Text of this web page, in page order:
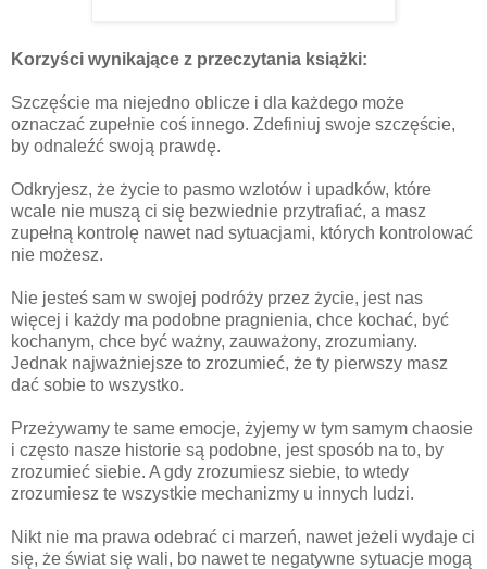
Korzyści wynikające z przeczytania książki:
Szczęście ma niejedno oblicze i dla każdego może
oznaczać zupełnie coś innego. Zdefiniuj swoje szczęście,
by odnaleźć swoją prawdę.
Odkryjesz, że życie to pasmo wzlotów i upadków, które
wcale nie muszą ci się bezwiednie przytrafiać, a masz
zupełną kontrolę nawet nad sytuacjami, których kontrolować
nie możesz.
Nie jesteś sam w swojej podróży przez życie, jest nas
więcej i każdy ma podobne pragnienia, chce kochać, być
kochanym, chce być ważny, zauważony, zrozumiany.
Jednak najważniejsze to zrozumieć, że ty pierwszy masz
dać sobie to wszystko.
Przeżywamy te same emocje, żyjemy w tym samym chaosie
i często nasze historie są podobne, jest sposób na to, by
zrozumieć siebie. A gdy zrozumiesz siebie, to wtedy
zrozumiesz te wszystkie mechanizmy u innych ludzi.
Nikt nie ma prawa odebrać ci marzeń, nawet jeżeli wydaje ci
się, że świat się wali, bo nawet te negatywne sytuacje mogą